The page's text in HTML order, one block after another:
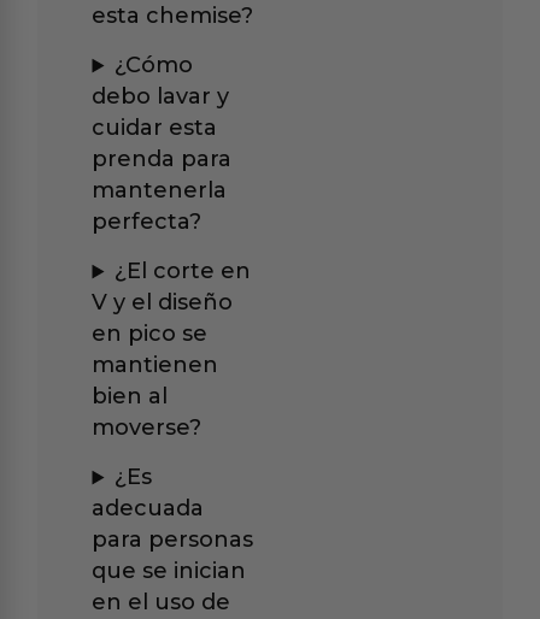
esta chemise?
¿Cómo
debo lavar y
cuidar esta
prenda para
mantenerla
perfecta?
¿El corte en
V y el diseño
en pico se
mantienen
bien al
moverse?
¿Es
adecuada
para personas
que se inician
en el uso de